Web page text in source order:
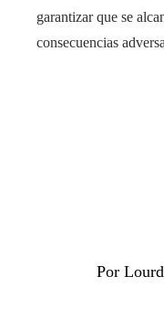
garantizar que se
consecuencias
Por